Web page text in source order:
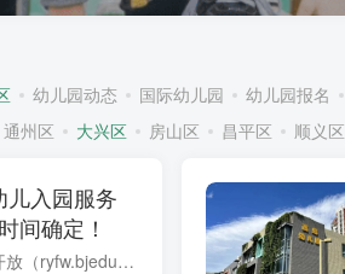
幼儿园动态 国际幼儿园 幼儿园报名
通州区 大兴区 房山区 昌平区 顺义区
入园服务
间确定！
北京市适龄幼儿入园服务平台已开放（ryfw.bjedu.cn）（可点击文末阅读原文跳转）。家长们点击报名的城区后，会跳转至对应城区幼儿园报名系统。所有城区均可进入，但因未到报名时间，所以都不...